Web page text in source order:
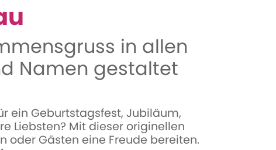
in allen
Namen gestaltet
ein Geburtstagsfest, Jubiläum,
Liebsten? Mit dieser originellen
oder Gästen eine Freude bereiten.